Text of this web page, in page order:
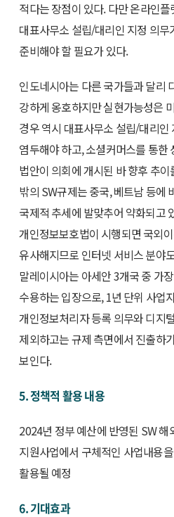
적다는 장점이 있다. 다만 온라인
대표사무소 설립/대리인 지정 의
준비해야 할 필요가 있다.
인도네시아는 다른 국가들과 달리
강하게 옹호하지만 실현가능성은
경우 역시 대표사무소 설립/대리
염두해야 하고, 소셜커머스를 통한
법안이 의회에 개시된 바 향후 추
밖의 SW규제는 중국, 베트남 등에
국제적 추세에 발맞추어 약화되고
개인정보보호법이 시행되면 국외
유사해지므로 인터넷 서비스 분야
말레이시아는 아세안 3개국 중 가
수용하는 입장으로, 1년 단위 사업
개인정보처리자 등록 의무와 디지
제외하고는 규제 측면에서 진출하
보인다.
5. 정책적 활용 내용
2024년 정부 예산에 반영된 SW 해
지원사업에서 구체적인 사업내용
활용될 예정
6. 기대효과